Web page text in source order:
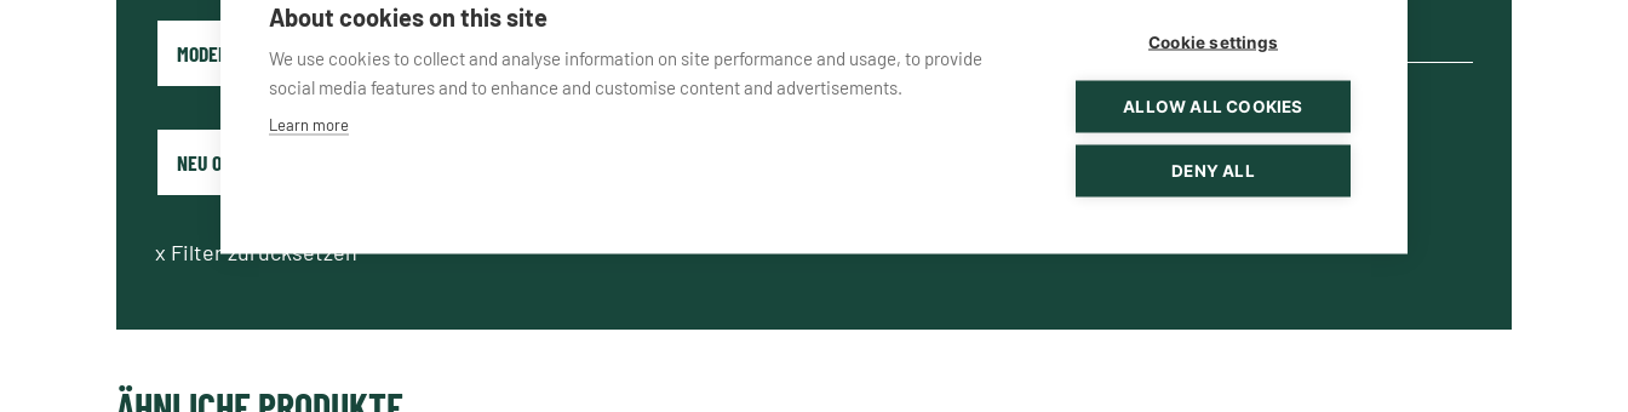
x Filter zurücksetzen
About cookies on this site
We use cookies to collect and analyse information on site performance and usage, to provide
social media features and to enhance and customise content and advertisements.
Learn more
Cookie settings
ALLOW ALL COOKIES
DENY ALL